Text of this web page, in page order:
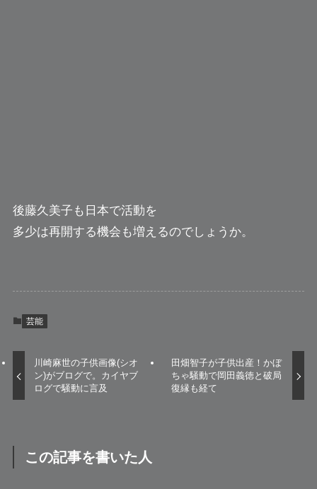
後藤久美子も日本で活動を
多少は再開する機会も増えるのでしょうか。
芸能
川崎麻世の子供画像(シオ
ン)がブログで。カイヤブ
ログで騒動に言及
田畑智子が子供出産！かぼ
ちゃ騒動で岡田義徳と破局
復縁も経て
この記事を書いた人